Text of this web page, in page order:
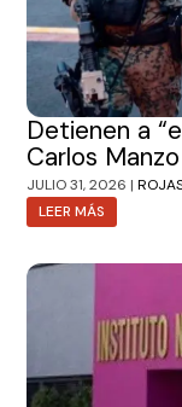
Detienen a
Carlos Manzo
JULIO 31, 2026 |
LEER MÁS